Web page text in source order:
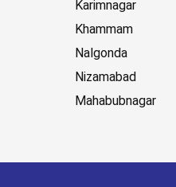
Karimnagar
Khammam
Nalgonda
Nizamabad
Mahabubnagar